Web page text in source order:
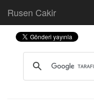
Rusen Cakir